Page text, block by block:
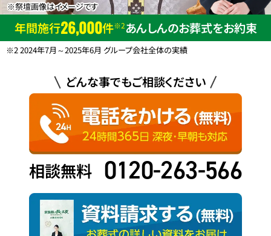
※祭壇画像はイメージです
年間施行26,000件※2あんしんのお葬式をお約束
※2 2024年7月～2025年6月 グループ会社全体の実績
どんな事でもご相談ください
相談無料 0120-263-566